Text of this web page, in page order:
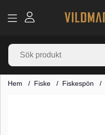
Hem Fiske Fiskespön